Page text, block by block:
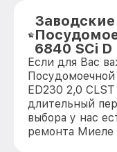
Заводские
6840 SCi D
Если для Вас
ED230 2,0
длительный
выбора у нас
ремонта Миеле